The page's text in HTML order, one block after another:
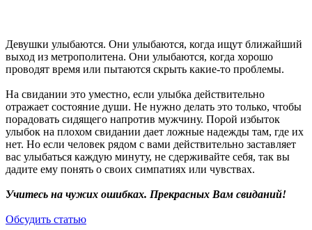
Девушки улыбаются. Они улыбаются, когда ищут ближайший
выход из метрополитена. Они улыбаются, когда хорошо
проводят время или пытаются скрыть какие-то проблемы.
На свидании это уместно, если улыбка действительно
отражает состояние души. Не нужно делать это только, чтобы
порадовать сидящего напротив мужчину. Порой избыток
улыбок на плохом свидании дает ложные надежды там, где их
нет. Но если человек рядом с вами действительно заставляет
вас улыбаться каждую минуту, не сдерживайте себя, так вы
дадите ему понять о своих симпатиях или чувствах.
Учитесь на чужих ошибках. Прекрасных Вам свиданий!
Обсудить статью